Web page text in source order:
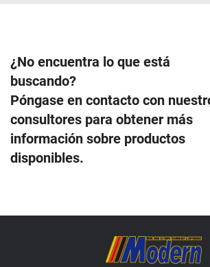
¿No encuentra lo que está
buscando?
Póngase en contacto con
consultores para obtener más
información sobre productos
disponibles.